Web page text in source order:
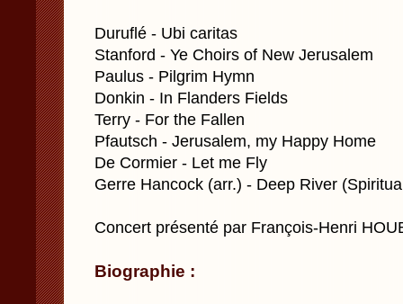
Duruflé - Ubi caritas
Stanford - Ye Choirs of New Jerusalem
Paulus - Pilgrim Hymn
Donkin - In Flanders Fields
Terry - For the Fallen
Pfautsch - Jerusalem, my Happy Home
De Cormier - Let me Fly
Gerre Hancock (arr.) - Deep River
Concert présenté par François-Henri
Biographie :